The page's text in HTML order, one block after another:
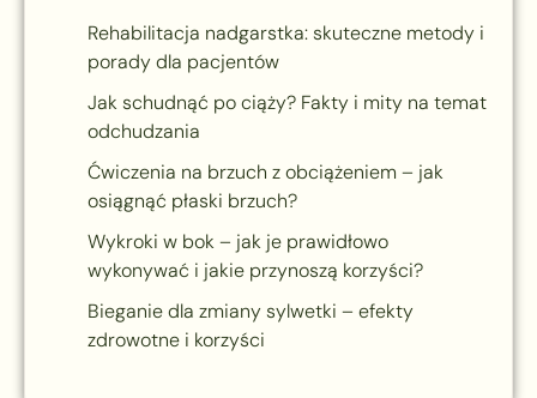
Rehabilitacja nadgarstka: skuteczne metody i
porady dla pacjentów
Jak schudnąć po ciąży? Fakty i mity na temat
odchudzania
Ćwiczenia na brzuch z obciążeniem – jak
osiągnąć płaski brzuch?
Wykroki w bok – jak je prawidłowo
wykonywać i jakie przynoszą korzyści?
Bieganie dla zmiany sylwetki – efekty
zdrowotne i korzyści